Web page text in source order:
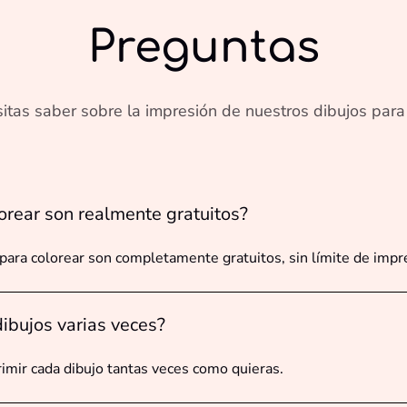
Preguntas
saber sobre la impresión de nuestros dibujos
son realmente gratuitos?
colorear son completamente gratuitos, sin límite de
varias veces?
cada dibujo tantas veces como quieras.